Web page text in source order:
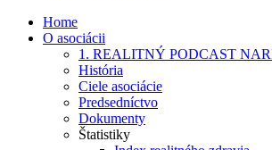
Home
O asociácii
1. REALITNÝ PODCAST
História
Ciele asociácie
Predsedníctvo
Dokumenty
Štatistiky